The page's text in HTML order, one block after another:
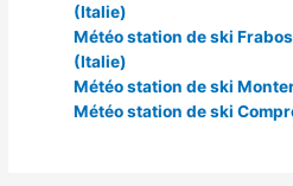
(Italie)
Météo station de ski
(Italie)
Météo station de ski
Météo station de ski